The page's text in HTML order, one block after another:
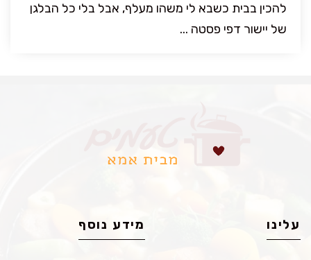
להכין בבית כשבא לי משהו מעלף, אבל בלי כל הבלגן
של יישור דפי פסטה ...
עלינו מידע נוסף